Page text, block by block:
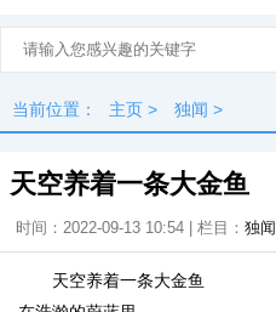
当前位置： 主页 > 独闻 >
天空养着一条大金鱼
时间：2022-09-13 10:54 | 栏目： 独闻
天空养着一条大金鱼